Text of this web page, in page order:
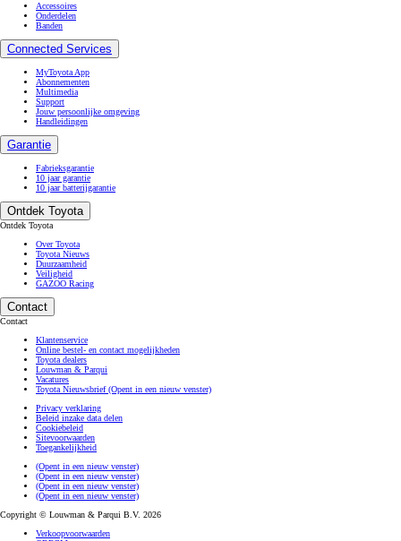
Accessoires
Onderdelen
Banden
Connected Services
MyToyota App
Abonnementen
Multimedia
Support
Jouw persoonlijke omgeving
Handleidingen
Garantie
Fabrieksgarantie
10 jaar garantie
10 jaar batterijgarantie
Ontdek Toyota
Ontdek Toyota
Over Toyota
Toyota Nieuws
Duurzaamheid
Veiligheid
GAZOO Racing
Contact
Contact
Klantenservice
Online bestel- en contact mogelijkheden
Toyota dealers
Louwman & Parqui
Vacatures
Toyota Nieuwsbrief(Opent in een nieuw venster)
Privacy verklaring
Beleid inzake data delen
Cookiebeleid
Sitevoorwaarden
Toegankelijkheid
(Opent in een nieuw venster)
(Opent in een nieuw venster)
(Opent in een nieuw venster)
(Opent in een nieuw venster)
Copyright © Louwman & Parqui B.V. 2026
Verkoopvoorwaarden